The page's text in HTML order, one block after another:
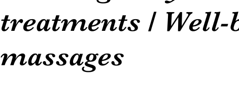
treatments / Well-
massages